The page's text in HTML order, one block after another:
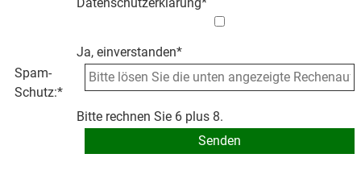
Ja, einverstanden*
Spam-
Schutz:*
Bitte rechnen Sie 6 plus 8.